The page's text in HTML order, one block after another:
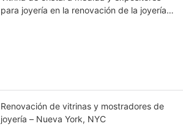
para joyería en la renovación de la joyería
Renovación de vitrinas y mostradores de
joyería – Nueva York, NYC